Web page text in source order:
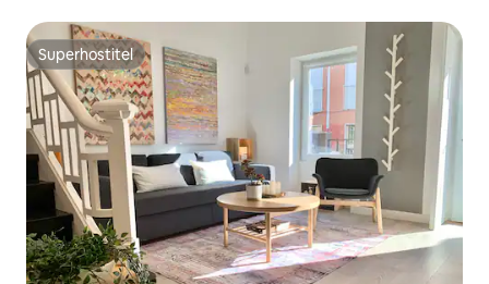
Superhostiteľ
Superhostiteľ